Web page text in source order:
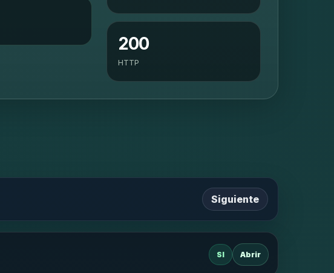
200
HTTP
Siguiente
SI Abrir